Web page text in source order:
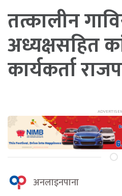
तत्कालीन
अध्यक्षसहित
कार्यकर्ता
अनलाइनपाना